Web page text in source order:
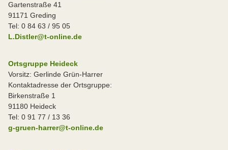
Gartenstraße 41
91171 Greding
Tel: 0 84 63 / 95 05
L.Distler@t-online.de
Ortsgruppe Heideck
Vorsitz: Gerlinde Grün-Harrer
Kontaktadresse der Ortsgruppe:
Birkenstraße 1
91180 Heideck
Tel: 0 91 77 / 13 36
g-gruen-harrer@t-online.de